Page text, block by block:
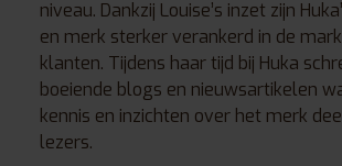
niveau. Dankzij Louise’s inzet zijn
en merk sterker verankerd in de
klanten. Tijdens haar tijd bij Huka
boeiende blogs en nieuwsartikelen
kennis en inzichten over het merk
lezers.